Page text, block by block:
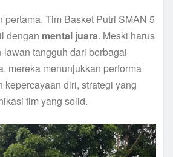
pertama, Tim Basket Putri SMAN 5
dengan mental juara. Meski harus
tangguh dari berbagai
mereka menunjukkan performa
diri, strategi yang
tim yang solid.